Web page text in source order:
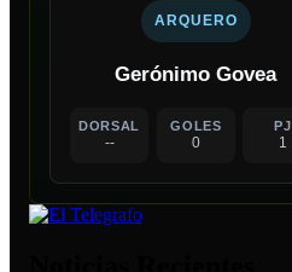
ARQUERO
Gerónimo Govea
DORSAL
--
GOLES
0
PJ
1